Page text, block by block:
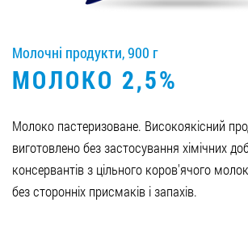
СТАТИ ПАРТНЕРОМ
0412 48 28 17
0412 42 29 23
Молочні продукти, 900 г
МОЛОКО 2,5%
Молоко пастеризоване. Високоякісний
виготовлено без застосування хімічних
консервантів з цільного коров'ячого
без сторонніх присмаків і запахів.